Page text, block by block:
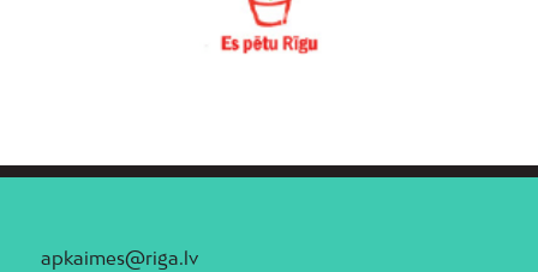
apkaimes@riga.lv